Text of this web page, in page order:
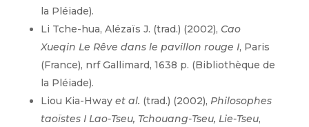
la Pléiade).
Li Tche-hua, Alézaïs J. (trad.) (2002), Cao
Xueqin Le Rêve dans le pavillon rouge I, Paris
(France), nrf Gallimard, 1638 p. (Bibliothèque de
la Pléiade).
Liou Kia-Hway et al. (trad.) (2002), Philosophes
taoïstes I Lao-Tseu, Tchouang-Tseu, Lie-Tseu,